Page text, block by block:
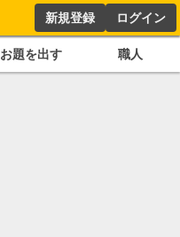
新規登録 ログイン
お題を出す 職人